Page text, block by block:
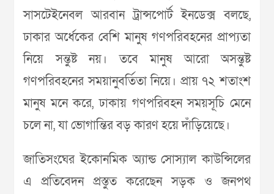
সাসটেইনেবল আরবান ট্রান্সপোর্ট ইনডেক্স বলছে,
ঢাকার অর্ধেকের বেশি মানুষ গণপরিবহনের প্রাপ্যতা
নিয়ে সন্তুষ্ট নয়। তবে মানুষ আরো অসন্তুষ্ট
গণপরিবহনের সময়ানুবর্তিতা নিয়ে। প্রায় ৭২ শতাংশ
মানুষ মনে করে, ঢাকায় গণপরিবহন সময়সূচি মেনে
চলে না, যা ভোগান্তির বড় কারণ হয়ে দাঁড়িয়েছে।
জাতিসংঘের ইকোনমিক অ্যান্ড সোস্যাল কাউন্সিলের
এ প্রতিবেদন প্রস্তুত করেছেন সড়ক ও জনপথ